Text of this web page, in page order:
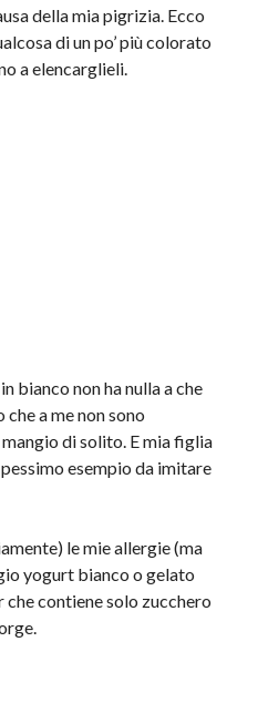
della mia pigrizia. Ecco
di un po’ più colorato
a elencarglieli.
bianco non ha nulla a che
a me non sono
di solito. E mia figlia
esempio da imitare
le mie allergie (ma
yogurt bianco o gelato
contiene solo zucchero